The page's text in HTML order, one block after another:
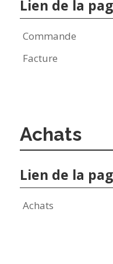
Lien de la
Commande
Facture
Achats
Lien de la
Achats